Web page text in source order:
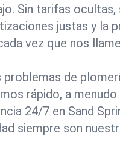
Sin tarifas ocultas,
justas y la
vez que nos
problemas de
rápido, a menudo
24/7 en Sand
siempre son